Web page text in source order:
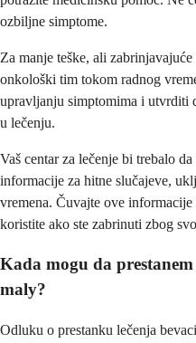
ozbiljne simptome.
Za manje teške, ali
onkološki tim tokom radnog
upravljanju simptomima i utvrditi
u lečenju.
Vaš centar za lečenje bi trebalo
informacije za hitne slučajeve,
vremena. Čuvajte ove
koristite ako ste zabrinuti zbog
Kada mogu da
maly?
Odluku o prestanku lečenja